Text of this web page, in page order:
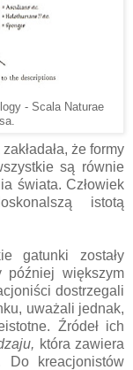
- Scala Naturae
że formy
są równie
świata. Człowiek
istotą
gatunki zostały
później większym
dostrzegali
uważali jednak,
Źródeł ich
która zawiera
Do kreacjonistów